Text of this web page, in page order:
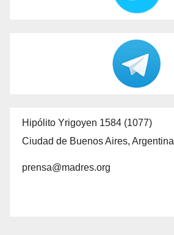
Hipólito Yrigoyen 1584 (1077)
Ciudad de Buenos Aires, Argentina
prensa@madres.org